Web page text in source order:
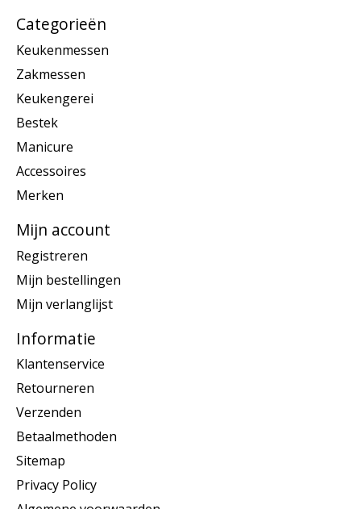
Categorieën
Keukenmessen
Zakmessen
Keukengerei
Bestek
Manicure
Accessoires
Merken
Mijn account
Registreren
Mijn bestellingen
Mijn verlanglijst
Informatie
Klantenservice
Retourneren
Verzenden
Betaalmethoden
Sitemap
Privacy Policy